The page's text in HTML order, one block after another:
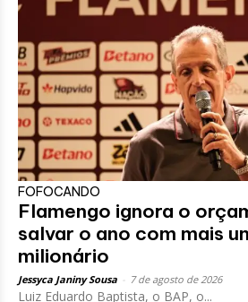
FOFOCANDO
Flamengo ignora o
salvar o ano com mais
milionário
Jessyca Janiny Sousa 7 de agosto de 2026
Luiz Eduardo Baptista, o BAP, o...